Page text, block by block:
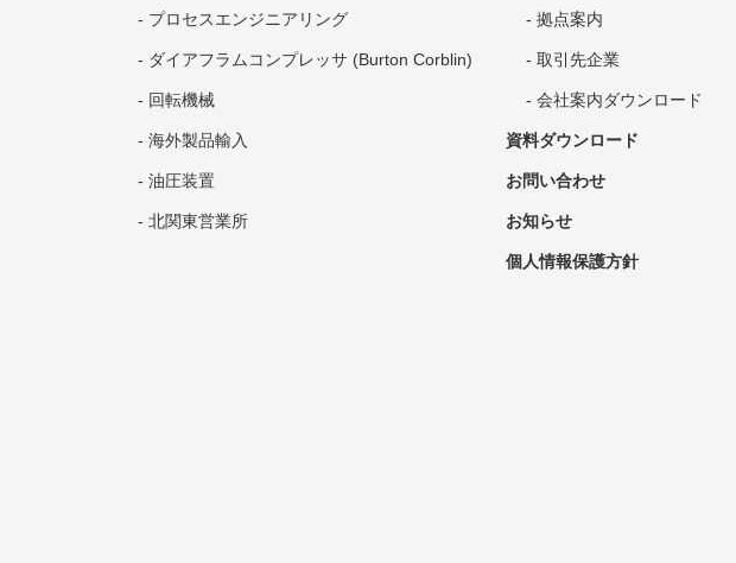
プロセスエンジニアリング
ダイアフラムコンプレッサ (Burton Corblin)
回転機械
海外製品輸入
油圧装置
北関東営業所
拠点案内
取引先企業
会社案内ダウンロード
資料ダウンロード
お問い合わせ
お知らせ
個人情報保護方針